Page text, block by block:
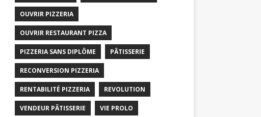
OUVRIR PIZZERIA
OUVRIR RESTAURANT PIZZA
PIZZERIA SANS DIPLÔME PÂTISSERIE
RECONVERSION PIZZERIA
RENTABILITÉ PIZZERIA REVOLUTION
VENDEUR PÂTISSERIE VIE PROLO